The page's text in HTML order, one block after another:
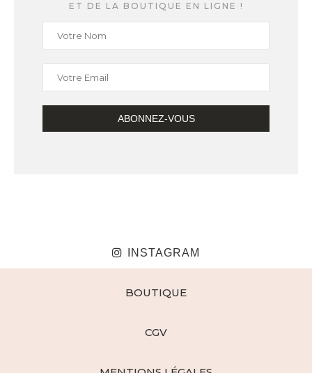
ET DE LA BOUTIQUE EN LIGNE !
INSTAGRAM
BOUTIQUE
CGV